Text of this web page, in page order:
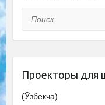
Поиск
Проекторы для
(Ўзбекча)